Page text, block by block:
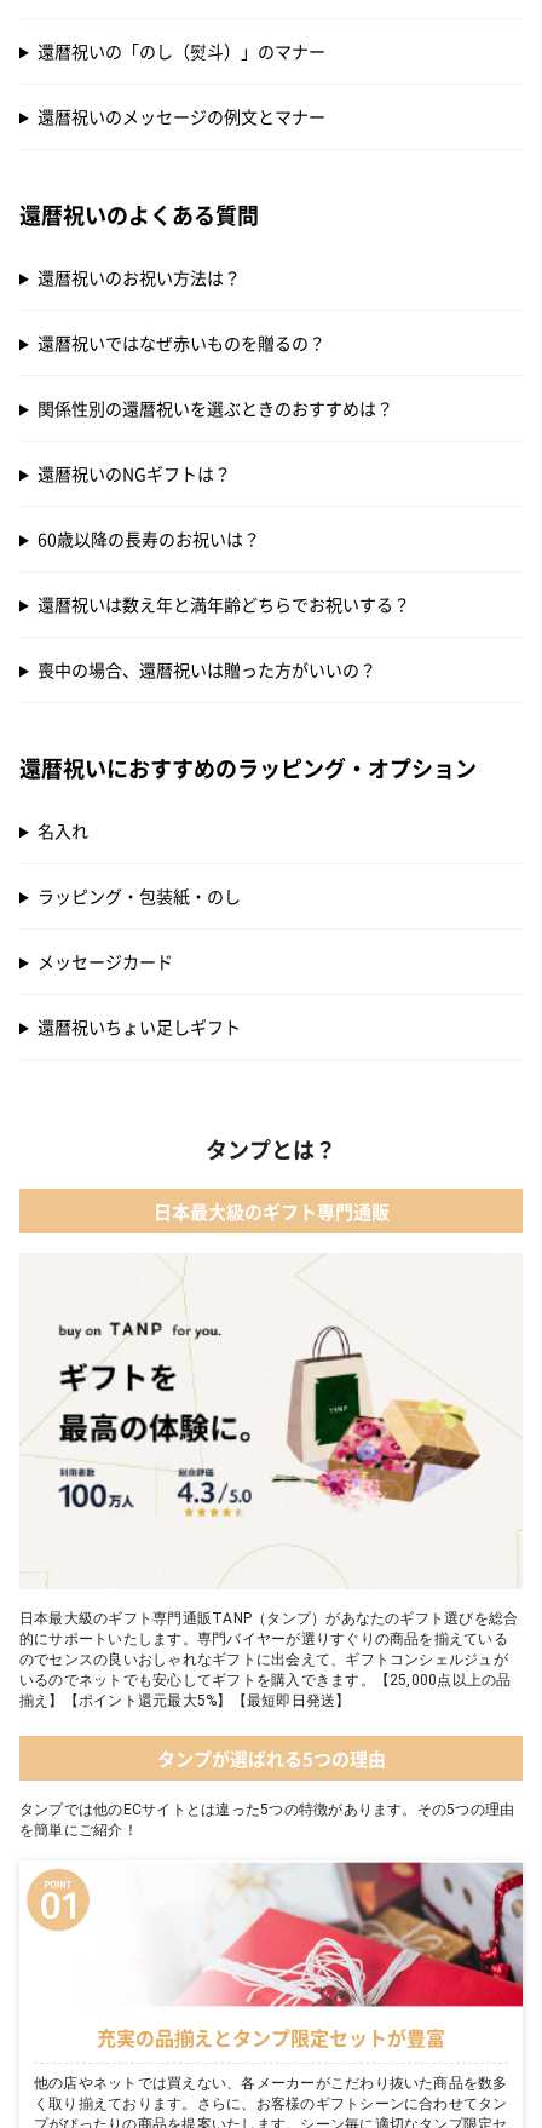
還暦祝いの「のし（熨斗）」のマナー
還暦祝いのメッセージの例文とマナー
還暦祝いのよくある質問
還暦祝いのお祝い方法は？
還暦祝いではなぜ赤いものを贈るの？
関係性別の還暦祝いを選ぶときのおすすめは？
還暦祝いのNGギフトは？
60歳以降の長寿のお祝いは？
還暦祝いは数え年と満年齢どちらでお祝いする？
喪中の場合、還暦祝いは贈った方がいいの？
還暦祝いにおすすめのラッピング・オプション
名入れ
ラッピング・包装紙・のし
メッセージカード
還暦祝いちょい足しギフト
タンプとは？
日本最大級のギフト専門通販
日本最大級のギフト専門通販TANP（タンプ）があなたのギフト選びを総合
的にサポートいたします。専門バイヤーが選りすぐりの商品を揃えている
のでセンスの良いおしゃれなギフトに出会えて、ギフトコンシェルジュが
いるのでネットでも安心してギフトを購入できます。【25,000点以上の品
揃え】【ポイント還元最大5%】【最短即日発送】
タンプが選ばれる5つの理由
タンプでは他のECサイトとは違った5つの特徴があります。その5つの理由
を簡単にご紹介！
充実の品揃えとタンプ限定セットが豊富
他の店やネットでは買えない、各メーカーがこだわり抜いた商品を数多
く取り揃えております。さらに、お客様のギフトシーンに合わせてタン
プがぴったりの商品を提案いたします。シーン毎に適切なタンプ限定セ